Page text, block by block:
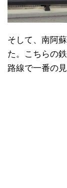
そして、南阿
た。こちらの
路線で一番の